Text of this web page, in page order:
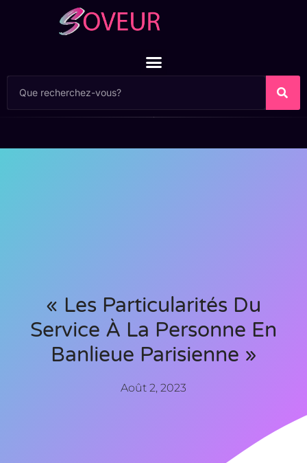
« Les Particularités Du
Service À La Personne En
Banlieue Parisienne »
Août 2, 2023